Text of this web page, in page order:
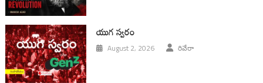
యుగ స్వ‌రం
August 2, 2026 రివేరా